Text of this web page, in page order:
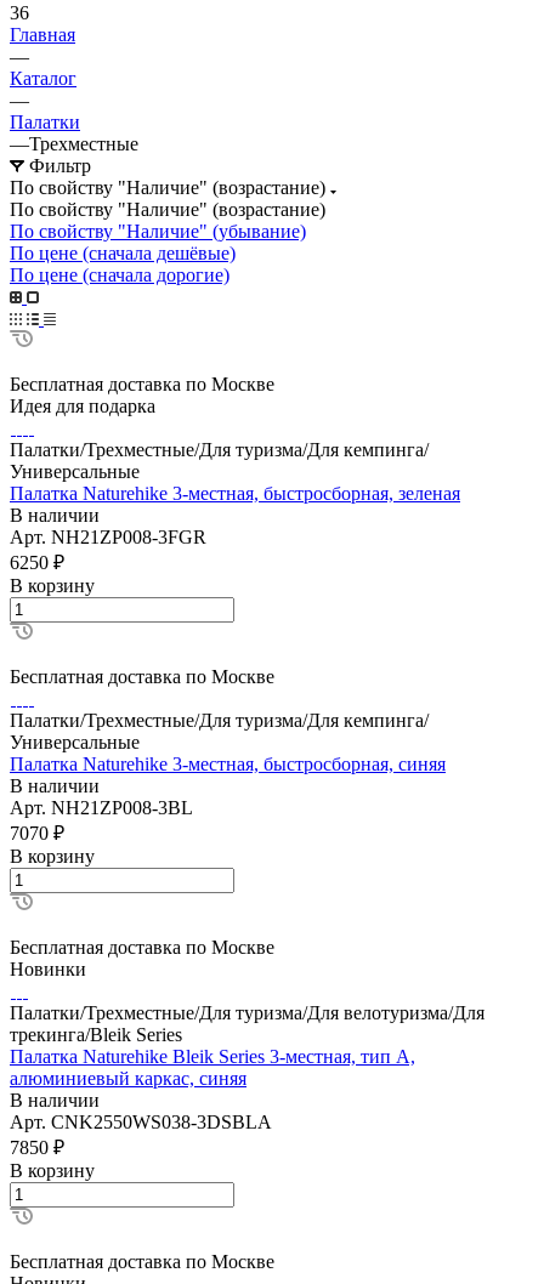
36
Главная
—
Каталог
—
Палатки
—Трехместные
Фильтр
По свойству "Наличие" (возрастание)
По свойству "Наличие" (возрастание)
По свойству "Наличие" (убывание)
По цене (сначала дешёвые)
По цене (сначала дорогие)
Бесплатная доставка по Москве
Идея для подарка
Палатки/Трехместные/Для туризма/Для кемпинга/
Универсальные
Палатка Naturehike 3-местная, быстросборная, зеленая
В наличии
Арт. NH21ZP008-3FGR
6250 ₽
В корзину
Бесплатная доставка по Москве
Палатки/Трехместные/Для туризма/Для кемпинга/
Универсальные
Палатка Naturehike 3-местная, быстросборная, синяя
В наличии
Арт. NH21ZP008-3BL
7070 ₽
В корзину
Бесплатная доставка по Москве
Новинки
Палатки/Трехместные/Для туризма/Для велотуризма/Для
трекинга/Bleik Series
Палатка Naturehike Bleik Series 3-местная, тип А,
алюминиевый каркас, синяя
В наличии
Арт. CNK2550WS038-3DSBLA
7850 ₽
В корзину
Бесплатная доставка по Москве